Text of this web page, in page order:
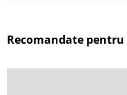
Recomandate